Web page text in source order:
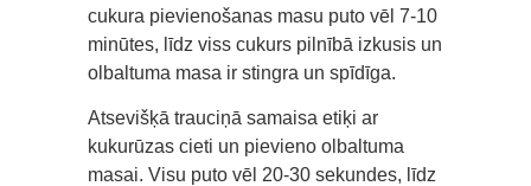
cukura pievienošanas masu puto vēl 7-10
minūtes, līdz viss cukurs pilnībā izkusis un
olbaltuma masa ir stingra un spīdīga.
Atsevišķā trauciņā samaisa etiķi ar
kukurūzas cieti un pievieno olbaltuma
masai. Visu puto vēl 20-30 sekundes, līdz